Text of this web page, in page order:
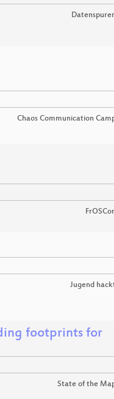
Chaos Communication
Jugend
footprints for
State of the